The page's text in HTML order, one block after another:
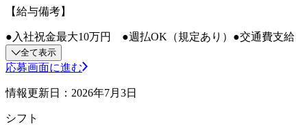
【給与備考】
●入社祝金最大10万円 ●週払OK（規定あり）●交通費支給
全て表示
応募画面に進む
情報更新日：2026年7月3日
シフト